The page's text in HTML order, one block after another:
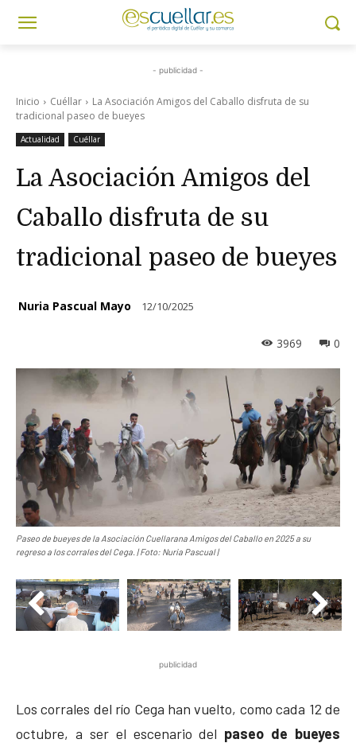
- publicidad -
Inicio Cuéllar
La Asociación Amigos del Caballo disfruta de su
tradicional paseo de bueyes
Actualidad Cuéllar
La Asociación Amigos del
Caballo disfruta de su
tradicional paseo de bueyes
Nuria Pascual Mayo 12/10/2025
0
3969
Paseo de bueyes de la Asociación Cuellarana Amigos del Caballo en 2025 a su
regreso a los corrales del Cega. | Foto: Nuria Pascual |
publicidad
Los corrales del río Cega han vuelto, como cada 12 de
octubre, a ser el escenario del paseo de bueyes